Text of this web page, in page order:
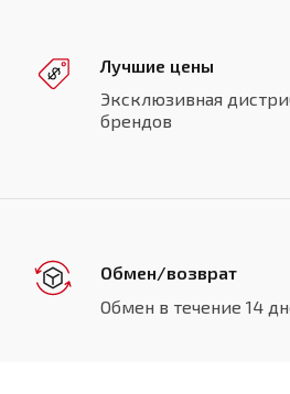
Лучшие цены
Эксклюзивная
брендов
Обмен/возврат
Обмен в течение 14